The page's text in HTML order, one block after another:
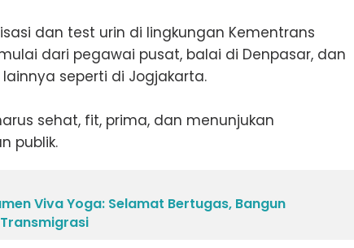
dan test urin di lingkungan Kementrans
dari pegawai pusat, balai di Denpasar, dan
seperti di Jogjakarta.
sehat, fit, prima, dan menunjukan
publik.
Viva Yoga: Selamat Bertugas, Bangun